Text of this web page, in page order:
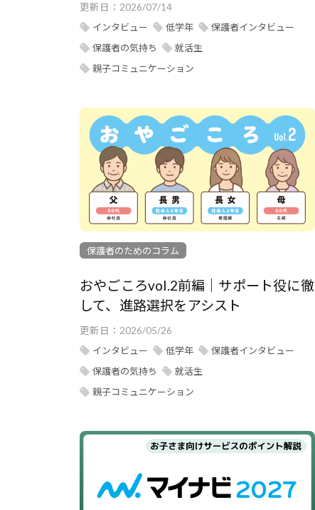
更新日： 2026/07/14
インタビュー
低学年
保護者インタビュー
保護者の気持ち
就活生
親子コミュニケーション
保護者のためのコラム
おやごころvol.2前編｜サポート役に徹
して、進路選択をアシスト
更新日： 2026/05/26
インタビュー
低学年
保護者インタビュー
保護者の気持ち
就活生
親子コミュニケーション